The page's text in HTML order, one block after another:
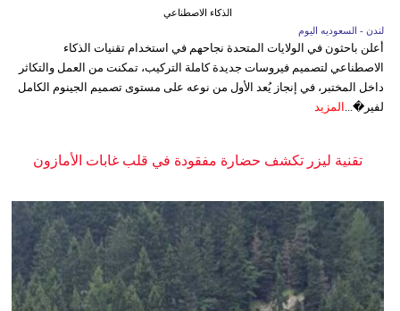
الذكاء الاصطناعي
لندن - السعوديه اليوم
أعلن باحثون في الولايات المتحدة نجاحهم في استخدام تقنيات الذكاء
الاصطناعي لتصميم فيروسات جديدة كاملة التركيب، تمكنت من العمل والتكاثر
داخل المختبر، في إنجاز يُعد الأول من نوعه على مستوى تصميم الجينوم الكامل
لفير�... المزيد
تقنية ليزر تكشف حضارة مفقودة في قلب غابات الأمازون